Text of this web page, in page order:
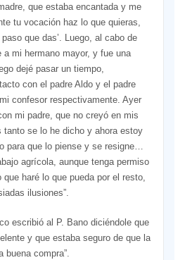
que estaba encantada y me
tu vocación haz lo que quieras,
que das’. Luego, al cabo de
mi hermano mayor, y fue una
dejé pasar un tiempo,
con el padre Aldo y el padre
confesor respectivamente. Ayer
mi padre, que no creyó en mis
tanto se lo he dicho y ahora estoy
para que lo piense y se resigne…
agrícola, aunque tenga permiso
haré lo que pueda por el resto,
ilusiones”.
escribió al P. Bano diciéndole que
y que estaba seguro de que la
buena compra”.